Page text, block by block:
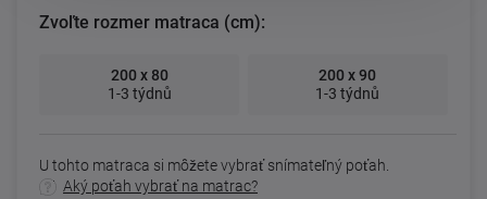
Zvoľte rozmer matraca (cm):
200 x 80
1-3 týdnů
200 x 90
1-3 týdnů
U tohto matraca si môžete vybrať snímateľný poťah.
Aký poťah vybrať na matrac?